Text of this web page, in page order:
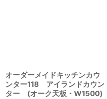
オーダーメイドキッチンカウ
ンター118 アイランドカウン
ター (オーク天板・W1500)